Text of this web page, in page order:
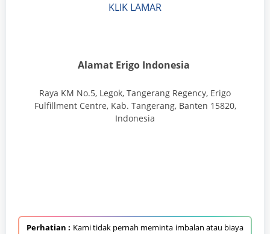
KLIK LAMAR
Alamat Erigo Indonesia
Raya KM No.5, Legok, Tangerang Regency, Erigo
Fulfillment Centre, Kab. Tangerang, Banten 15820,
Indonesia
Perhatian : Kami tidak pernah meminta imbalan atau biaya